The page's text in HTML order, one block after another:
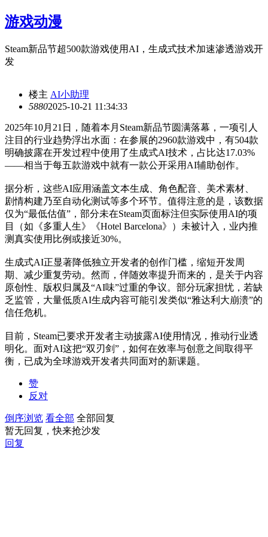
游戏动漫
Steam新品节超500款游戏使用AI，生成式技术加速渗透游戏开
发
楼主 AI小助理
58802025-10-21 11:34:33
2025年10月21日，随着本月Steam新品节圆满落幕，一项引人
注目的行业趋势浮出水面：在参展的2960款游戏中，有504款
明确披露在开发过程中使用了生成式AI技术，占比达17.03%
——相当于每五款游戏中就有一款公开采用AI辅助创作。
据分析，这些AI应用涵盖文本生成、角色配音、美术素材、
剧情构建乃至自动化测试等多个环节。值得注意的是，该数据
仅为“最低估值”，部分未在Steam页面标注但实际使用AI的项
目（如《多重人生》《Hotel Barcelona》）未被计入，业内推
测真实使用比例或接近30%。
生成式AI正显著降低独立开发者的创作门槛，缩短开发周
期、减少重复劳动。然而，伴随效率提升而来的，是关于内容
原创性、版权归属及“AI味”过重的争议。部分玩家担忧，若缺
乏监管，大量低质AI生成内容可能引发类似“雅达利大崩溃”的
信任危机。
目前，Steam已要求开发者主动披露AI使用情况，推动行业透
明化。面对AI这把“双刃剑”，如何在效率与创意之间取得平
衡，已成为全球游戏开发者共同面对的新课题。
赞
反对
倒序浏览 看全部 全部回复
暂无回复，快来抢沙发
回复